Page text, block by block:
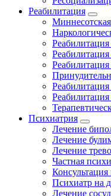
Реабилитация
Реабилитация
Реабилитация
Психиатрия
Лечение
Лечение
Лечение
Частная
Консультация
Психиатр на
Лечение